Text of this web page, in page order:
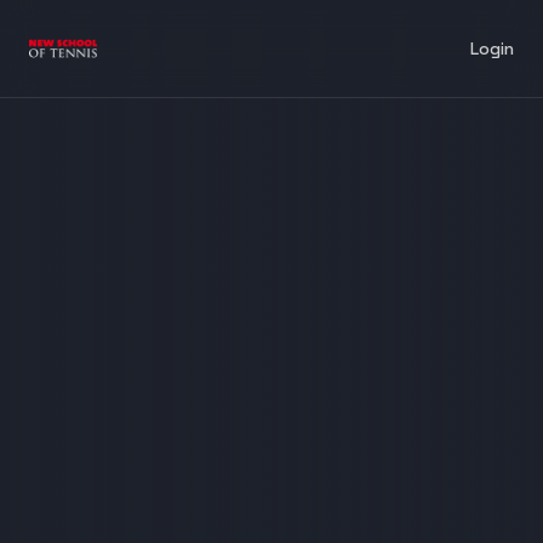
Login